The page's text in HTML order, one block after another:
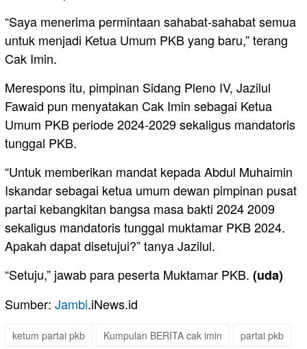
“Saya menerima permintaan sahabat-sahabat semua
untuk menjadi Ketua Umum PKB yang baru,” terang
Cak Imin.
Merespons itu, pimpinan Sidang Pleno IV, Jazilul
Fawaid pun menyatakan Cak Imin sebagai Ketua
Umum PKB periode 2024-2029 sekaligus mandatoris
tunggal PKB.
“Untuk memberikan mandat kepada Abdul Muhaimin
Iskandar sebagai ketua umum dewan pimpinan pusat
partai kebangkitan bangsa masa bakti 2024 2009
sekaligus mandatoris tunggal muktamar PKB 2024.
Apakah dapat disetujui?” tanya Jazilul.
“Setuju,” jawab para peserta Muktamar PKB. (uda)
Sumber: Jambi.iNews.id
ketum partai pkb Kumpulan BERITA cak imin partai pkb